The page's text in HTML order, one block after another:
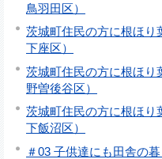
鳥羽田区）
茨城町住民の方に根ほり
下座区）
茨城町住民の方に根ほり
野曽後谷区）
茨城町住民の方に根ほり
下飯沼区）
＃03 子供達にも田舎の